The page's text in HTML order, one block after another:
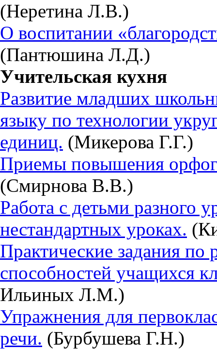
(Неретина Л.В.)
О воспитании
(Пантюшина Л.Д.)
Учительская кухня
Развитие младших
языку по технологии
единиц. (Микерова Г.Г.)
Приемы повышения
(Смирнова В.В.)
Работа с детьми разного
нестандартных уроках.
Практические задания по
способностей учащихся
Ильиных Л.М.)
Упражнения для
речи. (Бурбушева Г.Н.)